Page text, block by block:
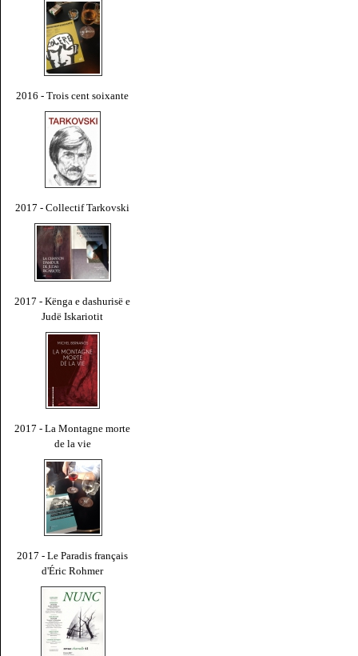
2016 - Trois cent soixante
2017 - Collectif Tarkovski
2017 - Kënga e dashurisë e
Judë Iskariotit
2017 - La Montagne morte
de la vie
2017 - Le Paradis français
d'Éric Rohmer